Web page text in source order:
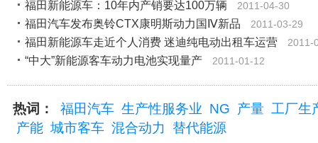
福田新能源车：10年内产销要达100万辆 2011-04-30
福田汽车发布奥铃CTX康明斯动力国Ⅳ新品 2011-03-29
福田新能源车走近个人消费 迷迪纯电动出租车运营 2011-
“中大”新能源客车动力电池实现量产 2011-01-12
热词： 福田汽车 生产性服务业 NG 产量 工厂生
产能 城市客车 混合动力 替代能源